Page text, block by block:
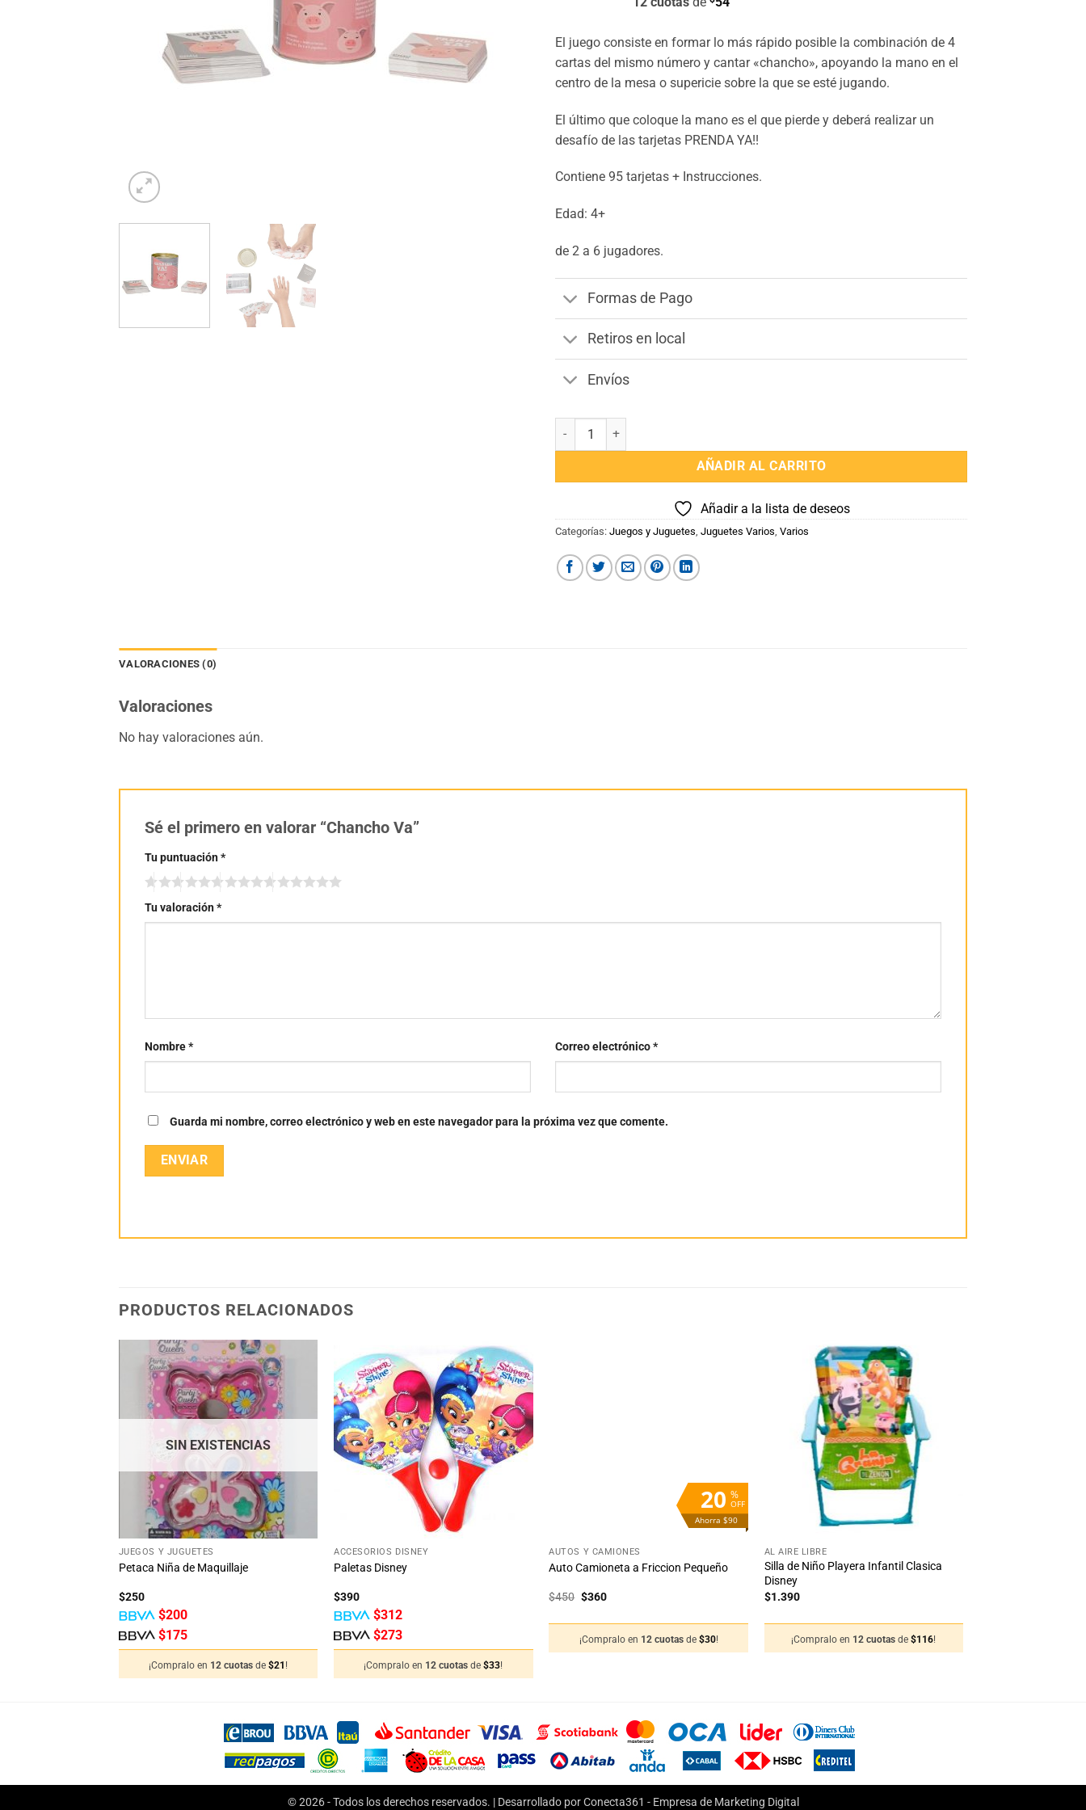
El juego consiste en formar lo más rápido posible la combinación de 4
cartas del mismo número y cantar «chancho», apoyando la mano en el
centro de la mesa o supericie sobre la que se esté jugando.
El último que coloque la mano es el que pierde y deberá realizar un
desafío de las tarjetas PRENDA YA!!
Contiene 95 tarjetas + Instrucciones.
Edad: 4+
de 2 a 6 jugadores.
Formas de Pago
Retiros en local
Envíos
Chancho Va cantidad
AÑADIR AL CARRITO
Añadir a la lista de deseos
Categorías: Juegos y Juguetes, Juguetes Varios, Varios
VALORACIONES (0)
Valoraciones
No hay valoraciones aún.
Sé el primero en valorar “Chancho Va”
Tu puntuación*
Tu valoración*
Nombre* Correo electrónico*
Guarda mi nombre, correo electrónico y web en este navegador para la próxima vez que comente.
PRODUCTOS RELACIONADOS
Añadir
lista
de
SIN EXISTENCIAS
JUEGOS Y JUGUETES
Petaca Niña de Maquillaje
$250
$200
$175
¡Compralo en 12 cuotasde$21 !
Añadir
a la
lista
de
deseos
ACCESORIOS DISNEY
Paletas Disney
$390
$312
$273
¡Compralo en 12 cuotasde$33!
%
OFF
20
Ahorra $90
AUTOS Y CAMIONES
Auto Camioneta a Friccion Pequeño
$450 El
$450.
$360El
$360.
¡Compralo en 12 cuotas de $30!
deseos
AL AIRE LIBRE
Silla de Niño Playera Infantil Clasica
Disney
$1.390
¡Compralo en 12 cuotasde$116!
© 2026 - Todos los derechos reservados. | Desarrollado por Conecta361 - Empresa de Marketing Digital